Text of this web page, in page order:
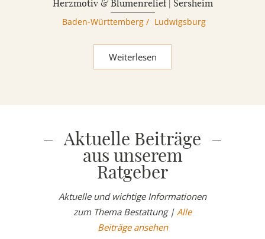
Herzmotiv & Blumenrelief | Sersheim
Baden-Württemberg / Ludwigsburg
Weiterlesen
Aktuelle Beiträge
aus unserem
Ratgeber
Aktuelle und wichtige Informationen
zum Thema Bestattung | Alle
Beiträge ansehen